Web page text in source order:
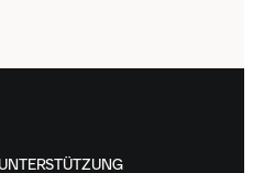
UNTERSTÜTZUNG